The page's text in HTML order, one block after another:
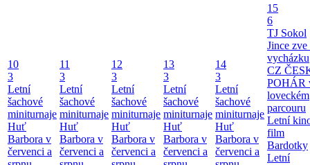
10
3
Letní
šachové
miniturnaje
Huť
Barbora v
červenci a
11
3
Letní
šachové
miniturnaje
Huť
Barbora v
červenci a
12
3
Letní
šachové
miniturnaje
Huť
Barbora v
červenci a
13
3
Letní
šachové
miniturnaje
Huť
Barbora v
červenci a
14
3
Letní
šachové
miniturnaje
Huť
Barbora v
červenci a
15
6
TJ Sokol
Jince zve
vycházku
CZ
POHÁR
loveckém
parcouru
Letní
film
Bardotky
Letní